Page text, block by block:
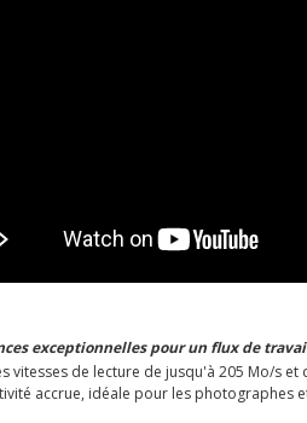
exceptionnelles pour un flux de
vitesses de lecture de jusqu'à 205 Mo/s
accrue, idéale pour les